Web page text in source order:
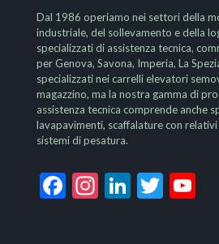
Dal 1986 operiamo nei settori della
industriale, del sollevamento e della
specializzati di assistenza tecnica,
per Genova, Savona, Imperia, La
specializzati nei carrelli elevatori
magazzino, ma la nostra gamma di
assistenza tecnica comprende anche
lavapavimenti, scaffalature con
sistemi di pesatura.
Facebook
Instagram
LinkedIn